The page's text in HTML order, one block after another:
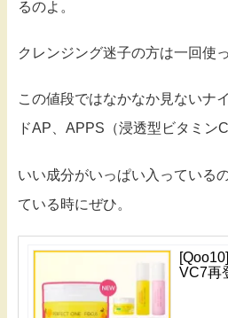
るのよ。
クレンジング迷子の方は一回使
この値段ではなかなか見ないナ
ドAP、APPS（浸透型ビタミン
いい成分がいっぱい入っている
ている時にぜひ。
VC7再